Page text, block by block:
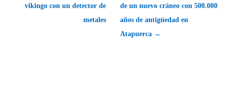
vikingo con un detector de
metales
de un nuevo cráneo con 500.000
años de antigüedad en
Atapuerca →